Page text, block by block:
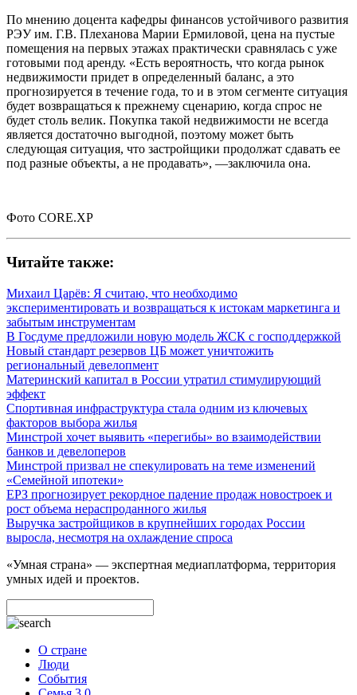
По мнению доцента кафедры финансов устойчивого развития
РЭУ им. Г.В. Плеханова Марии Ермиловой, цена на пустые
помещения на первых этажах практически сравнялась с уже
готовыми под аренду. «Есть вероятность, что когда рынок
недвижимости придет в определенный баланс, а это
прогнозируется в течение года, то и в этом сегменте ситуация
будет возвращаться к прежнему сценарию, когда спрос не
будет столь велик. Покупка такой недвижимости не всегда
является достаточно выгодной, поэтому может быть
следующая ситуация, что застройщики продолжат сдавать ее
под разные объекты, а не продавать», —заключила она.
Фото CORE.XP
Читайте также:
Михаил Царёв: Я считаю, что необходимо
экспериментировать и возвращаться к истокам маркетинга и
забытым инструментам
В Госдуме предложили новую модель ЖСК с господдержкой
Новый стандарт резервов ЦБ может уничтожить
региональный девелопмент
Материнский капитал в России утратил стимулирующий
эффект
Спортивная инфраструктура стала одним из ключевых
факторов выбора жилья
Минстрой хочет выявить «перегибы» во взаимодействии
банков и девелоперов
Минстрой призвал не спекулировать на теме изменений
«Семейной ипотеки»
ЕРЗ прогнозирует рекордное падение продаж новостроек и
рост объема нераспроданного жилья
Выручка застройщиков в крупнейших городах России
выросла, несмотря на охлаждение спроса
«Умная страна» — экспертная медиаплатформа, территория
умных идей и проектов.
О стране
Люди
События